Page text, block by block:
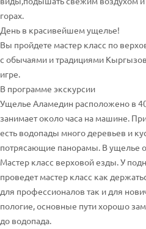
горах.
День в красивейшем ущелье!
Вы пройдете мастер класс по
с обычаями и традициями
игре.
В программе экскурсии
Ущелье Аламедин расположено в
занимает около часа на машине.
есть водопады много деревьев и
потрясающие панорамы. В ущелье
Мастер класс верховой езды. У
проведет мастер класс как
для профессионалов так и для
пологие, основные пути хорошо
до водопада.